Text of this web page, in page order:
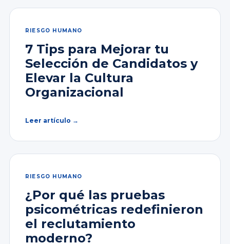
RIESGO HUMANO
7 Tips para Mejorar tu
Selección de Candidatos y
Elevar la Cultura
Organizacional
Leer artículo →
RIESGO HUMANO
¿Por qué las pruebas
psicométricas redefinieron
el reclutamiento
moderno?